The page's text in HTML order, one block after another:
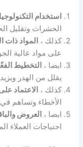
استخدام
الحشرات وتقليل
كذلك ، المواد ذات
على مواد عالية
ايضا ، التخطيط
يقلل من الهدر
كذلك ، الاعتماد
الأخطاء وتساهم
ايضا ، العروض
احتياجات العملاء